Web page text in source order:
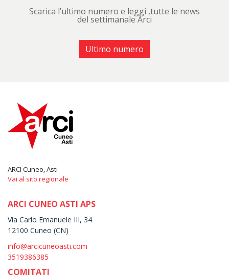
Scarica l’ultimo numero e leggi ,tutte le news
del settimanale Arci
Ultimo numero
ARCI Cuneo, Asti
Vai al sito regionale
ARCI CUNEO ASTI APS
Via Carlo Emanuele III, 34
12100 Cuneo (CN)
info@arcicuneoasti.com
3519386385
COMITATI